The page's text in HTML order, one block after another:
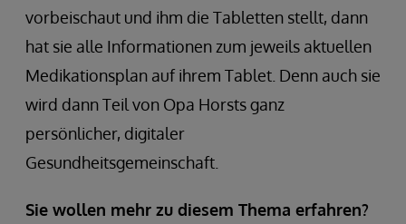
vorbeischaut und ihm die Tabletten stellt, dann
hat sie alle Informationen zum jeweils aktuellen
Medikationsplan auf ihrem Tablet. Denn auch sie
wird dann Teil von Opa Horsts ganz
persönlicher, digitaler
Gesundheitsgemeinschaft.
Sie wollen mehr zu diesem Thema erfahren?